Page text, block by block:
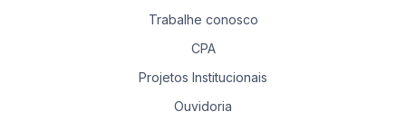
Trabalhe conosco
CPA
Projetos Institucionais
Ouvidoria